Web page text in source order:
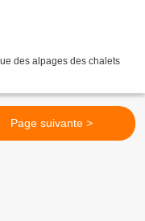
des alpages des chalets
Page suivante >